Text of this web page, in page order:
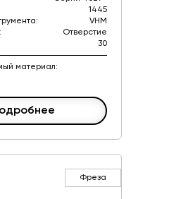
1445
VHM
Отверстие
30
материал:
Фреза